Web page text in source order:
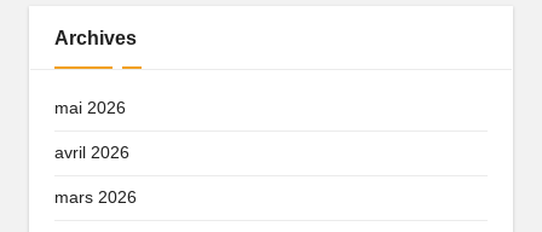
Archives
mai 2026
avril 2026
mars 2026